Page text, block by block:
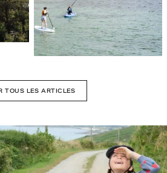
TOUS LES ARTICLES